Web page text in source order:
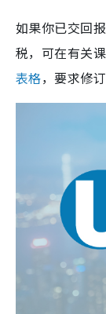
如果你已交回
税，可在有关
表格，要求修订